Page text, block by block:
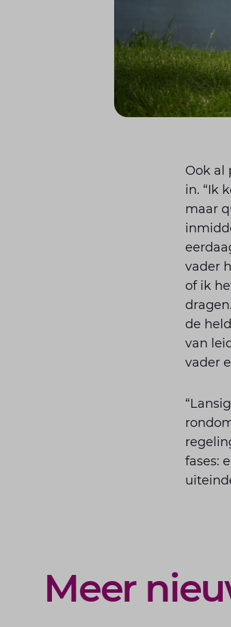
Ook al
in. “Ik
maar
vader
of ik
de
van
vader
fases:
Meer